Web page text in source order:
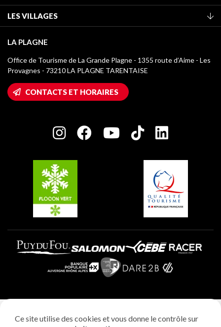
Classement des meublés
Taxe de séjour
Médiathèque
Logos La Plagne
Accès Wifi
Maison des Propriétaires
Charte des Acteurs Engagés
LES VILLAGES
Montchavin - Les Coches
Champagny-en-Vanoise
Plagne 1800
Plagne Villages
Plagne Aime 2000
LA PLAGNE
Office de Tourisme de La Grande Plagne - 1355 route d’Aime - Les
Provagnes - 73210 LA PLAGNE TARENTAISE
CONTACTS ET HORAIRES
Ce site utilise des cookies et vous donne le contrôle sur